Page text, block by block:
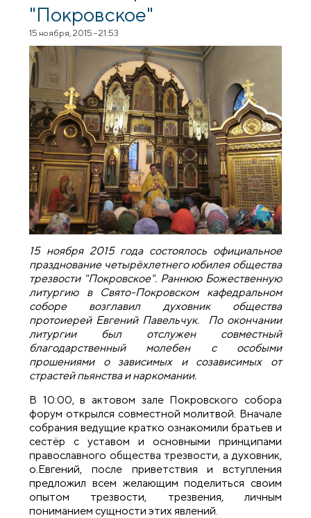
"Покровское"
15 ноября, 2015 - 21:53
15 ноября 2015 года состоялось официальное
празднование четырёхлетнего юбилея общества
трезвости "Покровское". Раннюю Божественную
литургию в Свято-Покровском кафедральном
соборе возглавил духовник общества
протоиерей Евгений Павельчук. По окончании
литургии был отслужен совместный
благодарственный молебен с особыми
прошениями о зависимых и созависимых от
страстей пьянства и наркомании.
В 10:00, в актовом зале Покровского собора
форум открылся совместной молитвой. Вначале
собрания ведущие кратко ознакомили братьев и
сестёр с уставом и основными принципами
православного общества трезвости, а духовник,
о.Евгений, после приветствия и вступления
предложил всем желающим поделиться своим
опытом трезвости, трезвения, личным
пониманием сущности этих явлений.